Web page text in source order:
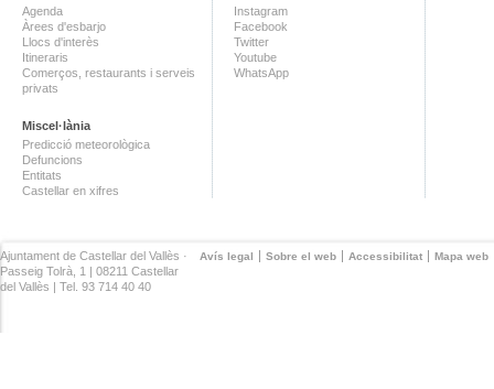
Agenda
Àrees d'esbarjo
Llocs d'interès
Itineraris
Comerços, restaurants i serveis
privats
Miscel·lània
Predicció meteorològica
Defuncions
Entitats
Castellar en xifres
Instagram
Facebook
Twitter
Youtube
WhatsApp
Avís legal Sobre el web Accessibilitat Mapa web
Ajuntament de Castellar del Vallès ·
Passeig Tolrà, 1 | 08211 Castellar
del Vallès | Tel. 93 714 40 40